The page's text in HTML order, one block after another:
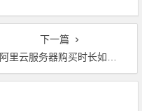
下一篇
阿里云服务器购买时长如何选择？1个月、3个月和1年哪个更好？